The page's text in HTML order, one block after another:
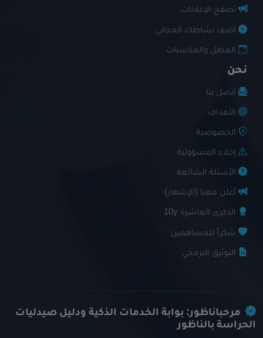
تصفح الإعلانات
أضف نشاطك المجاني
العطل والمناسبات
نحن
اتصل بنا
الأهداف
الخصوصية
إخلاء المسؤولية
الأسئلة الشائعة
أعلن معنا (الإشهار)
الذكرى العاشرة 10y
شكراً للمساهمين
التوثيق البرمجي
مرحباناظور: بوابة الخدمات الذكية ودليل صيدليات
الحراسة بالناظور